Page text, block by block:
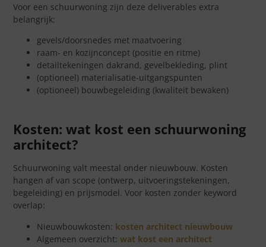
Voor een schuurwoning zijn deze deliverables extra
belangrijk:
gevels/doorsnedes met maatvoering
raam- en kozijnconcept (positie en ritme)
detailtekeningen dakrand, gevelbekleding, plint
(optioneel) materialisatie-uitgangspunten
(optioneel) bouwbegeleiding (kwaliteit bewaken)
Kosten: wat kost een schuurwoning
architect?
Schuurwoning valt meestal onder nieuwbouw. Kosten
hangen af van scope (ontwerp, uitvoeringstekeningen,
begeleiding) en prijsmodel. Voor kosten zonder keyword
overlap:
Nieuwbouwkosten: kosten architect nieuwbouw
Algemeen overzicht:wat kost een architect